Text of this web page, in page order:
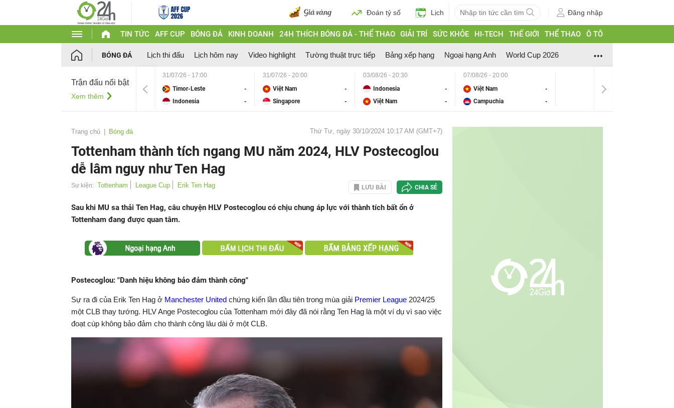
Đoán tỷ số Lịch Đăng nhập
TIN TỨC AFF CUP BÓNG ĐÁ KINH DOANH 24H THÍCH BÓNG ĐÁ - THỂ THAO GIẢI TRÍ SỨC KHỎE HI-TECH THẾ GIỚI THỂ THAO Ô TÔ
BÓNG ĐÁ Lịch thi đấu Lịch hôm nay Video highlight Tường thuật trực tiếp Bảng xếp hạng Ngoại hạng Anh World Cup 2026
Trận đấu nổi bật
Xem thêm
31/07/26 - 17:00
Timor-Leste
-
Indonesia
-
31/07/26 - 20:00
Việt Nam
-
Singapore
-
03/08/26 - 20:30
Indonesia
-
Việt Nam
-
07/08/26 - 20:00
Việt Nam
-
Campuchia
-
Trang chủ Bóng đá Thứ Tư, ngày 30/10/2024 10:17 AM (GMT+7)
Tottenham thành tích ngang MU năm 2024, HLV Postecoglou
dễ lâm nguy như Ten Hag
Sự kiện: Tottenham League Cup Erik Ten Hag LƯU BÀI CHIA SẺ
Sau khi MU sa thải Ten Hag, câu chuyện HLV Postecoglou có chịu chung áp lực với thành tích bất ổn ở
Tottenham đang được quan tâm.
Postecoglou: "Danh hiệu không bảo đảm thành công"
Sự ra đi của Erik Ten Hag ở Manchester United chứng kiến lần đầu tiên trong mùa giải Premier League 2024/25
một CLB thay tướng. HLV Ange Postecoglou của Tottenham mới đây đã nói rằng Ten Hag là một ví dụ vì sao việc
đoạt cúp không bảo đảm cho thành công lâu dài ở một CLB.